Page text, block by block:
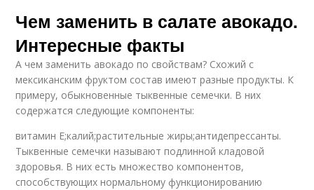
Чем заменить в салате авокадо.
Интересные факты
А чем заменить авокадо по свойствам? Схожий с
мексиканским фруктом состав имеют разные продукты. К
примеру, обыкновенные тыквенные семечки. В них
содержатся следующие компоненты:
витамин Е;калий;растительные жиры;антидепрессанты.
Тыквенные семечки называют подлинной кладовой
здоровья. В них есть множество компонентов,
способствующих нормальному функционированию